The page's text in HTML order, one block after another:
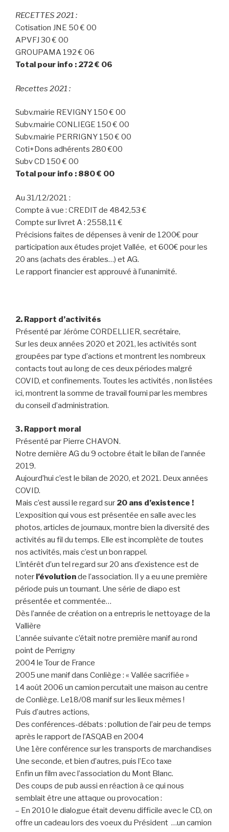
RECETTES 2021 :
Cotisation JNE 50 € 00
APVFJ 30 € 00
GROUPAMA 192 € 06
Total pour info : 272 € 06
Recettes 2021 :
Subv.mairie REVIGNY 150 € 00
Subv.mairie CONLIEGE 150 € 00
Subv.mairie PERRIGNY 150 € 00
Coti+Dons adhérents 280 €00
Subv CD 150 € 00
Total pour info : 880 € 00
Au 31/12/2021 :
Compte à vue : CREDIT de 4842,53 €
Compte sur livret A : 2558,11 €
Précisions faites de dépenses à venir de 1200€ pour
participation aux études projet Vallée, et 600€ pour les
20 ans (achats des érables…) et AG.
Le rapport financier est approuvé à l’unanimité.
2. Rapport d’activités
Présenté par Jérôme CORDELLIER, secrétaire,
Sur les deux années 2020 et 2021, les activités sont
groupées par type d’actions et montrent les nombreux
contacts tout au long de ces deux périodes malgré
COVID, et confinements. Toutes les activités , non listées
ici, montrent la somme de travail fourni par les membres
du conseil d’administration.
3. Rapport moral
Présenté par Pierre CHAVON.
Notre dernière AG du 9 octobre était le bilan de l’année
2019.
Aujourd’hui c’est le bilan de 2020, et 2021. Deux années
COVID.
Mais c’est aussi le regard sur 20 ans d’existence !
L’exposition qui vous est présentée en salle avec les
photos, articles de journaux, montre bien la diversité des
activités au fil du temps. Elle est incomplète de toutes
nos activités, mais c’est un bon rappel.
L’intérêt d’un tel regard sur 20 ans d’existence est de
noter l’évolutionde l’association. Il y a eu une première
période puis un tournant. Une série de diapo est
présentée et commentée…
Dès l’année de création on a entrepris le nettoyage de la
Vallière
L’année suivante c’était notre première manif au rond
point de Perrigny
2004 le Tour de France
2005 une manif dans Conliège : « Vallée sacrifiée »
14 août 2006 un camion percutait une maison au centre
de Conliège. Le18/08 manif sur les lieux mêmes !
Puis d’autres actions,
Des conférences-débats : pollution de l’air peu de temps
après le rapport de l’ASQAB en 2004
Une 1ère conférence sur les transports de marchandises
Une seconde, et bien d’autres, puis l’Eco taxe
Enfin un film avec l’association du Mont Blanc.
Des coups de pub aussi en réaction à ce qui nous
semblait être une attaque ou provocation :
– En 2010 le dialogue était devenu difficile avec le CD, on
offre un cadeau lors des voeux du Président …un camion